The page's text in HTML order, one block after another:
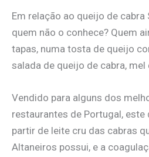
Em relação ao queijo de cabra
quem não o conhece? Quem
tapas, numa tosta de queijo
salada de queijo de cabra, mel
Vendido para alguns dos
restaurantes de Portugal, este
partir de leite cru das cabras
Altaneiros possui, e a